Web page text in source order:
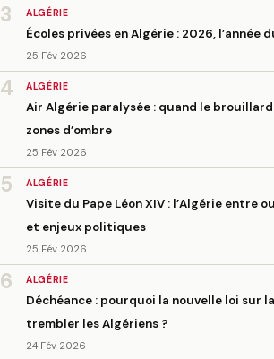
3 ALGÉRIE
Écoles privées en Algérie : 2026, l’année
25 Fév 2026
4 ALGÉRIE
Air Algérie paralysée : quand le
zones d’ombre
25 Fév 2026
5 ALGÉRIE
Visite du Pape Léon XIV : l’Algérie entre
et enjeux politiques
25 Fév 2026
6 ALGÉRIE
Déchéance : pourquoi la nouvelle loi sur
trembler les Algériens ?
24 Fév 2026